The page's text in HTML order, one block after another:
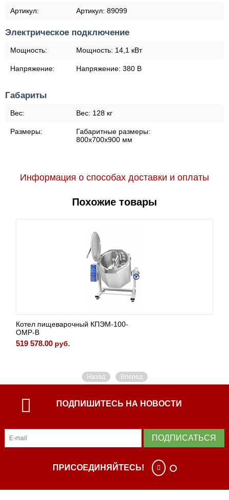
Артикул: Артикул: 89099
Электрическое подключение
Мощность: Мощность: 14,1 кВт
Напряжение: Напряжение: 380 В
Габариты
Вес: Вес: 128 кг
Размеры:
Габаритные размеры:
800x700x900 мм
Информация о способах доставки и оплаты
Похожие товары
Котел пищеварочный КПЭМ-100-
ОМР-В
519 578.00 руб.
Назад Вперед
ПОДПИШИТЕСЬ НА НОВОСТИ
ПОДПИСАТЬСЯ
ПРИСОЕДИНЯЙТЕСЬ!